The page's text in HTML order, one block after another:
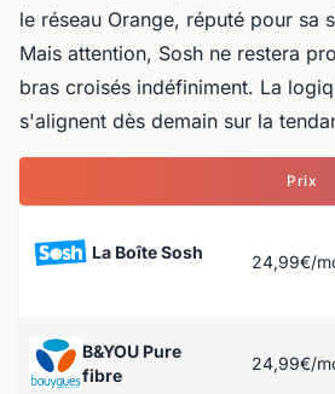
le réseau Orange, réputé pour sa
Mais attention, Sosh ne restera
bras croisés indéfiniment. La
s'alignent dès demain sur la
Prix
La Boîte Sosh 24,99€/
B&YOU Pure
fibre
24,99€/